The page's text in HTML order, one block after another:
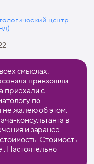
центр
смыслах.
превзошли
приехали с
по
не жалею об этом.
консультанта в
и заранее
Стоимость
. Настоятельно